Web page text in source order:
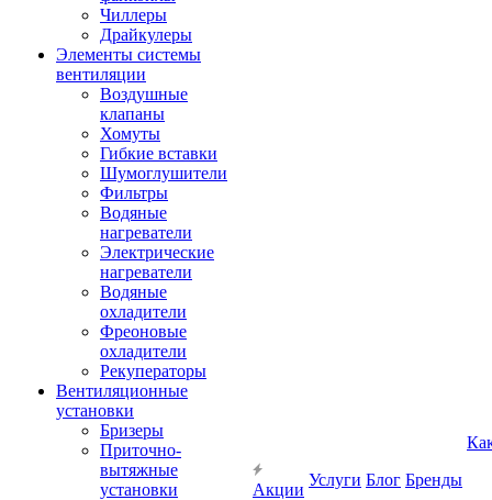
Чиллеры
Драйкулеры
Элементы системы
вентиляции
Воздушные
клапаны
Хомуты
Гибкие вставки
Шумоглушители
Фильтры
Водяные
нагреватели
Электрические
нагреватели
Водяные
охладители
Фреоновые
охладители
Рекуператоры
Вентиляционные
установки
Бризеры
Приточно-
вытяжные
установки
Акции
Услуги Блог Бренды